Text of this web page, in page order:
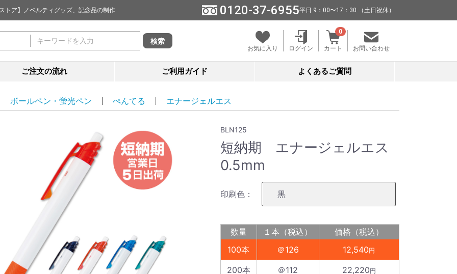
ア】ノベルティグッズ、記念品の制作 0120-37-6955平⽇ 9：00〜17：30 （⼟⽇祝休）
お気に入り ログイン カート
0
お問い合わせ
ご注文の流れ ご利用ガイド よくあるご質問
ボールペン・蛍光ペン ぺんてる エナージェルエス
BLN125
短納期 エナージェルエス
0.5mm
印刷色：
数量 １本（税込）
価格（税込）
100本
＠126 12,540円
200本 ＠112 22,220円